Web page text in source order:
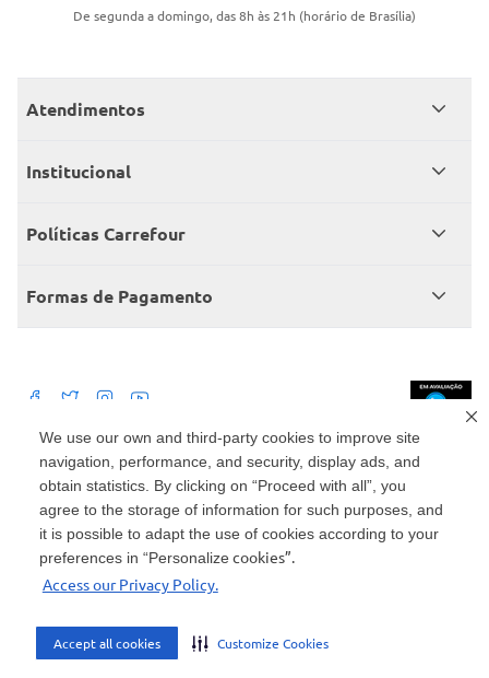
We use our own and third-party cookies to improve site
navigation, performance, and security, display ads, and
obtain statistics. By clicking on “Proceed with all”, you
agree to the storage of information for such purposes, and
it is possible to adapt the use of cookies according to your
preferences in “Personalize cookies”.
Access our Privacy Policy.
Accept all cookies Customize Cookies
De segunda a domingo, das 8h às 21h (horário de Brasília)
Atendimentos
Meus pedidos
Consumidor.gov
Institucional
Grupo Carrefour Brasil
Produtos Carrefour
Políticas Carrefour
Políticas de entregas
Políticas de trocas e devoluções
Formas de Pagamento
Mercado: Carrefour Comércio e Indústrias Ltda Via de Acesso Norte, Km 38,
nº 420, Empresarial Gato Preto, Cajamar - SP | CEP 07789-100 | CNPJ:
45.543.915/0846-95
Drogaria: Carrefour Comercio e Industria Ltda: Avenida das Nações Unidas,
15187, Loja 104/105/106 Bloco A Setor 1 - Vila Gertrudes, São Paulo, SP |
CEP 04794-000 | CNPJ: 45.543.915/0736-50
Envio de documentos administrativos e jurídicos: Avenida Tucunaré, 125 -
Tamboré, Barueri - SP | CEP 06460-020
atendimento@carrefour.com.br